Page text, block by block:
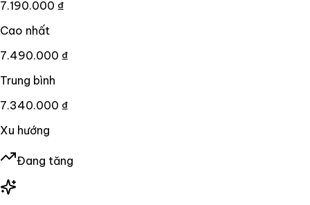
7.190.000 ₫
Cao nhất
7.490.000 ₫
Trung bình
7.340.000 ₫
Xu hướng
Đang tăng